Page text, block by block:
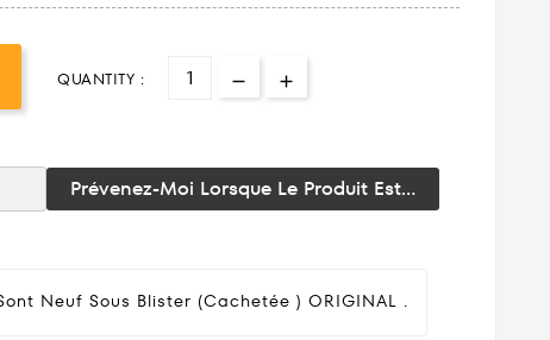
QUANTITY :
Prévenez-Moi Lorsque Le Produit Est...
Neuf Sous Blister (cachetée ) ORIGINAL .